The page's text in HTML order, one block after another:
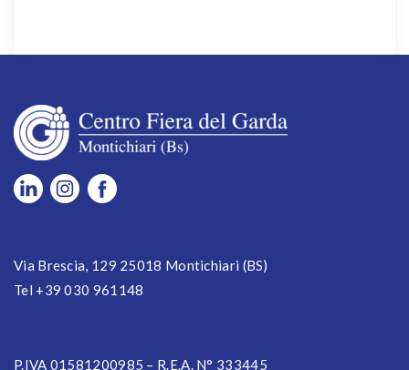
Via Brescia, 129 25018 Montichiari (BS)
Tel +39 030 961148
P.IVA 01581200985 – R.E.A. N° 333445